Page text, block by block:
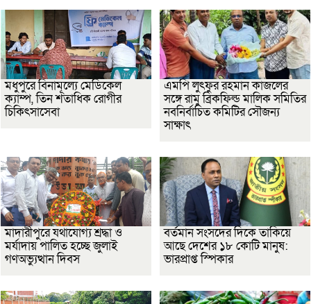
মধুপুরে বিনামূল্যে মেডিকেল
ক্যাম্প, তিন শতাধিক রোগীর
চিকিৎসাসেবা
এমপি লুৎফুর রহমান কাজলের
সঙ্গে রামু ব্রিকফিল্ড মালিক সমিতির
নবনির্বাচিত কমিটির সৌজন্য
সাক্ষাৎ
মাদারীপুরে যথাযোগ্য শ্রদ্ধা ও
মর্যাদায় পালিত হচ্ছে জুলাই
গণঅভ্যুত্থান দিবস
বর্তমান সংসদের দিকে তাকিয়ে
আছে দেশের ১৮ কোটি মানুষ:
ভারপ্রাপ্ত স্পিকার